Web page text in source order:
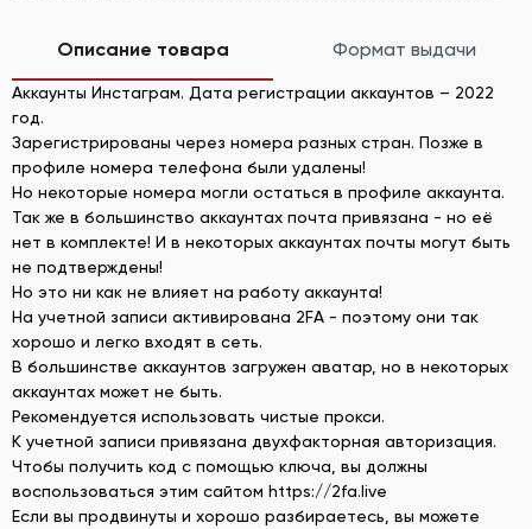
Описание товара Формат выдачи
Аккаунты Инстаграм. Дата регистрации аккаунтов – 2022
год.
Зарегистрированы через номера разных стран. Позже в
профиле номера телефона были удалены!
Но некоторые номера могли остаться в профиле аккаунта.
Так же в большинство аккаунтах почта привязана - но её
нет в комплекте! И в некоторых аккаунтах почты могут быть
не подтверждены!
Но это ни как не влияет на работу аккаунта!
На учетной записи активирована 2FA - поэтому они так
хорошо и легко входят в сеть.
В большинстве аккаунтов загружен аватар, но в некоторых
аккаунтах может не быть.
Рекомендуется использовать чистые прокси.
К учетной записи привязана двухфакторная авторизация.
Чтобы получить код с помощью ключа, вы должны
воспользоваться этим сайтом https://2fa.live
Если вы продвинуты и хорошо разбираетесь, вы можете